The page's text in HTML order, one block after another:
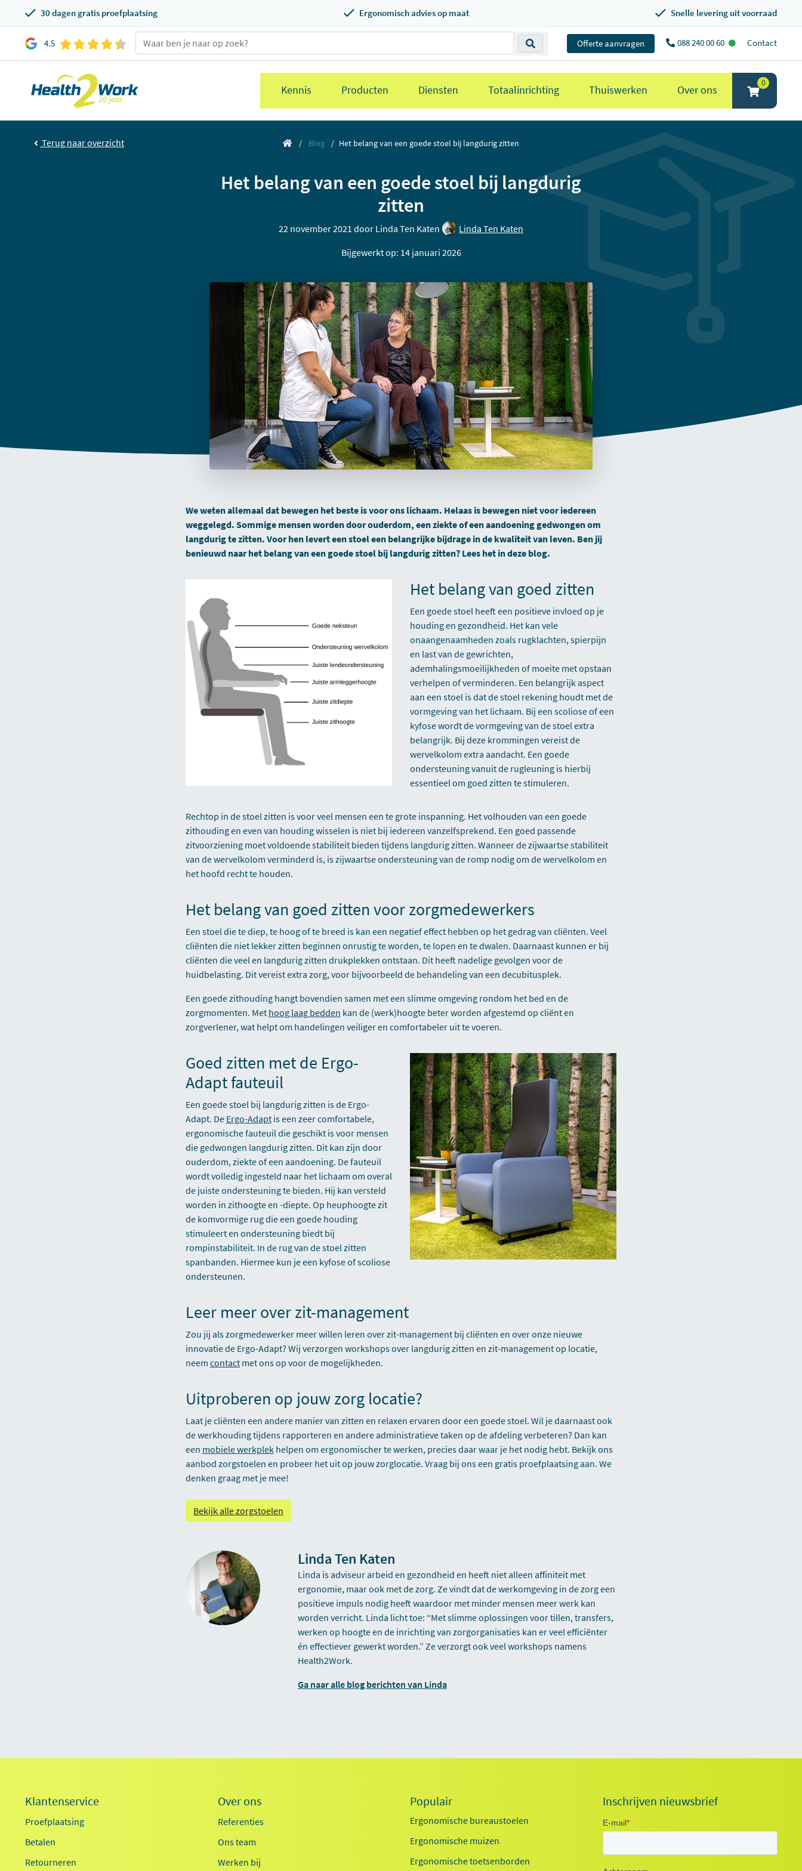
30 dagen gratis proefplaatsing Ergonomisch advies op maat Snelle levering uit voorraad
4.5 Offerte aanvragen 088 240 00 60 Contact
Kennis Producten Diensten Totaalinrichting Thuiswerken Over ons
0
Terug naar overzicht Blog Het belang van een goede stoel bij langdurig zitten
Het belang van een goede stoel bij langdurig
zitten
22 november 2021 door Linda Ten Katen
Linda Ten Katen
Bijgewerkt op: 14 januari 2026
We weten allemaal dat bewegen het beste is voor ons lichaam. Helaas is bewegen niet voor iedereen
weggelegd. Sommige mensen worden door ouderdom, een ziekte of een aandoening gedwongen om
langdurig te zitten. Voor hen levert een stoel een belangrijke bijdrage in de kwaliteit van leven. Ben jij
benieuwd naar het belang van een goede stoel bij langdurig zitten? Lees het in deze blog.
Het belang van goed zitten
Een goede stoel heeft een positieve invloed op je
houding en gezondheid. Het kan vele
onaangenaamheden zoals rugklachten, spierpijn
en last van de gewrichten,
ademhalingsmoeilijkheden of moeite met opstaan
verhelpen of verminderen. Een belangrijk aspect
aan een stoel is dat de stoel rekening houdt met de
vormgeving van het lichaam. Bij een scoliose of een
kyfose wordt de vormgeving van de stoel extra
belangrijk. Bij deze krommingen vereist de
wervelkolom extra aandacht. Een goede
ondersteuning vanuit de rugleuning is hierbij
essentieel om goed zitten te stimuleren.
Rechtop in de stoel zitten is voor veel mensen een te grote inspanning. Het volhouden van een goede
zithouding en even van houding wisselen is niet bij iedereen vanzelfsprekend. Een goed passende
zitvoorziening moet voldoende stabiliteit bieden tijdens langdurig zitten. Wanneer de zijwaartse stabiliteit
van de wervelkolom verminderd is, is zijwaartse ondersteuning van de romp nodig om de wervelkolom en
het hoofd recht te houden.
Het belang van goed zitten voor zorgmedewerkers
Een stoel die te diep, te hoog of te breed is kan een negatief effect hebben op het gedrag van cliënten. Veel
cliënten die niet lekker zitten beginnen onrustig te worden, te lopen en te dwalen. Daarnaast kunnen er bij
cliënten die veel en langdurig zitten drukplekken ontstaan. Dit heeft nadelige gevolgen voor de
huidbelasting. Dit vereist extra zorg, voor bijvoorbeeld de behandeling van een decubitusplek.
Een goede zithouding hangt bovendien samen met een slimme omgeving rondom het bed en de
zorgmomenten. Met hoog laag bedden kan de (werk)hoogte beter worden afgestemd op cliënt en
zorgverlener, wat helpt om handelingen veiliger en comfortabeler uit te voeren.
Goed zitten met de Ergo-
Adapt fauteuil
Een goede stoel bij langdurig zitten is de Ergo-
Adapt. De Ergo-Adaptis een zeer comfortabele,
ergonomische fauteuil die geschikt is voor mensen
die gedwongen langdurig zitten. Dit kan zijn door
ouderdom, ziekte of een aandoening. De fauteuil
wordt volledig ingesteld naar het lichaam om overal
de juiste ondersteuning te bieden. Hij kan versteld
worden in zithoogte en -diepte. Op heuphoogte zit
de komvormige rug die een goede houding
stimuleert en ondersteuning biedt bij
rompinstabiliteit. In de rug van de stoel zitten
spanbanden. Hiermee kun je een kyfose of scoliose
ondersteunen.
Leer meer over zit-management
Zou jij als zorgmedewerker meer willen leren over zit-management bij cliënten en over onze nieuwe
innovatie de Ergo-Adapt? Wij verzorgen workshops over langdurig zitten en zit-management op locatie,
neem contactmet ons op voor de mogelijkheden.
Uitproberen op jouw zorg locatie?
Laat je cliënten een andere manier van zitten en relaxen ervaren door een goede stoel. Wil je daarnaast ook
de werkhouding tijdens rapporteren en andere administratieve taken op de afdeling verbeteren? Dan kan
een mobiele werkplekhelpen om ergonomischer te werken, precies daar waar je het nodig hebt. Bekijk ons
aanbod zorgstoelen en probeer het uit op jouw zorglocatie. Vraag bij ons een gratis proefplaatsing aan. We
denken graag met je mee!
Bekijk alle zorgstoelen
Linda Ten Katen
Linda is adviseur arbeid en gezondheid en heeft niet alleen affiniteit met
ergonomie, maar ook met de zorg. Ze vindt dat de werkomgeving in de zorg een
positieve impuls nodig heeft waardoor met minder mensen meer werk kan
worden verricht. Linda licht toe: “Met slimme oplossingen voor tillen, transfers,
werken op hoogte en de inrichting van zorgorganisaties kan er veel efficiënter
én effectiever gewerkt worden.” Ze verzorgt ook veel workshops namens
Health2Work.
Ga naar alle blog berichten van Linda
Klantenservice
Proefplaatsing
Betalen
Retourneren
Over ons
Referenties
Ons team
Werken bij
Populair
Ergonomische bureaustoelen
Ergonomische muizen
Ergonomische toetsenborden
Inschrijven nieuwsbrief